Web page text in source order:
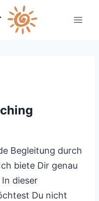
Begleitung durch
biete Dir genau
dieser
Du nicht